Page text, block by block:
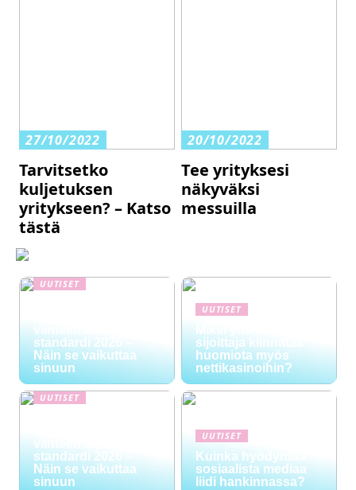
27/10/2022
Tarvitsetko
kuljetuksen
yritykseen? – Katso
tästä
20/10/2022
Tee yrityksesi
näkyväksi
messuilla
UUTISET
viihteen uusi
standardi 2026 –
Näin se vaikuttaa
sinuun
UUTISET
Miksi yhä useampi
sijoittaja kiinnittää
huomiota myös
nettikasinoihin?
UUTISET
viihteen uusi
standardi 2026 –
Näin se vaikuttaa
sinuun
UUTISET
Kuinka hyödyntää
sosiaalista mediaa
liidi hankinnassa?